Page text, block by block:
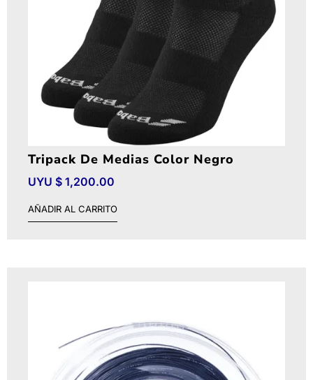
Tripack De Medias Color Negro
UYU $ 1,200.00
AÑADIR AL CARRITO